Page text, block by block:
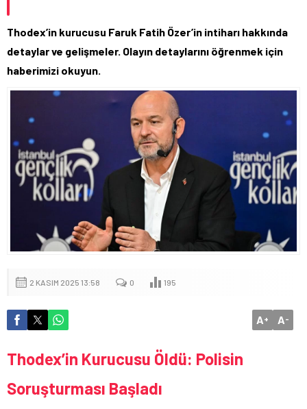
Thodex’in kurucusu Faruk Fatih Özer’in intiharı hakkında
detaylar ve gelişmeler. Olayın detaylarını öğrenmek için
haberimizi okuyun.
2 KASIM 2025 13:58 0 195
A+ A-
Thodex’in Kurucusu Öldü: Polisin
Soruşturması Başladı